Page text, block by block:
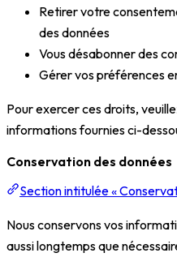
Retirer votre
des données
Vous désabonner des
Gérer vos préférences
Pour exercer ces droits,
informations fournies ci-
Conservation des données
Section intitulée «
Nous conservons vos
aussi longtemps que